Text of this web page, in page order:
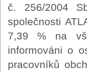
č. 256/2004
společnosti
7,39 % na
informováni o
pracovníků